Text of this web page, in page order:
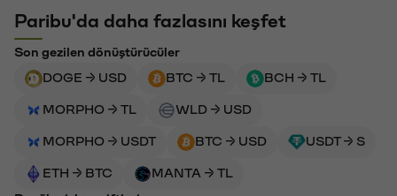
Paribu'da daha fazlasını keşfet
Son gezilen dönüştürücüler
DOGE → USD
BTC → TL BCH → TL
MORPHO → TL WLD → USD
MORPHO → USDT BTC → USD USDT → S
ETH → BTC
MANTA → TL